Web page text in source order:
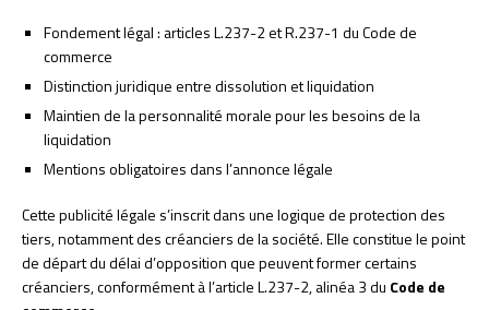
Fondement légal : articles L.237-2 et R.237-1 du Code de
commerce
Distinction juridique entre dissolution et liquidation
Maintien de la personnalité morale pour les besoins de la
liquidation
Mentions obligatoires dans l’annonce légale
Cette publicité légale s’inscrit dans une logique de protection des
tiers, notamment des créanciers de la société. Elle constitue le point
de départ du délai d’opposition que peuvent former certains
créanciers, conformément à l’article L.237-2, alinéa 3 du Code de